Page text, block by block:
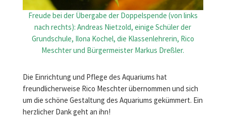
Freude bei der Übergabe der Doppelspende (von links
nach rechts): Andreas Nietzold, einige Schüler der
Grundschule, Ilona Kochel, die Klassenlehrerin, Rico
Meschter und Bürgermeister Markus Dreßler.
Die Einrichtung und Pflege des Aquariums hat
freundlicherweise Rico Meschter übernommen und sich
um die schöne Gestaltung des Aquariums gekümmert. Ein
herzlicher Dank geht an ihn!